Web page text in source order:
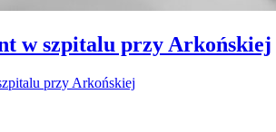
w szpitalu przy Arkońskiej